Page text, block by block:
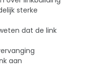
sterke
dat de link
aan